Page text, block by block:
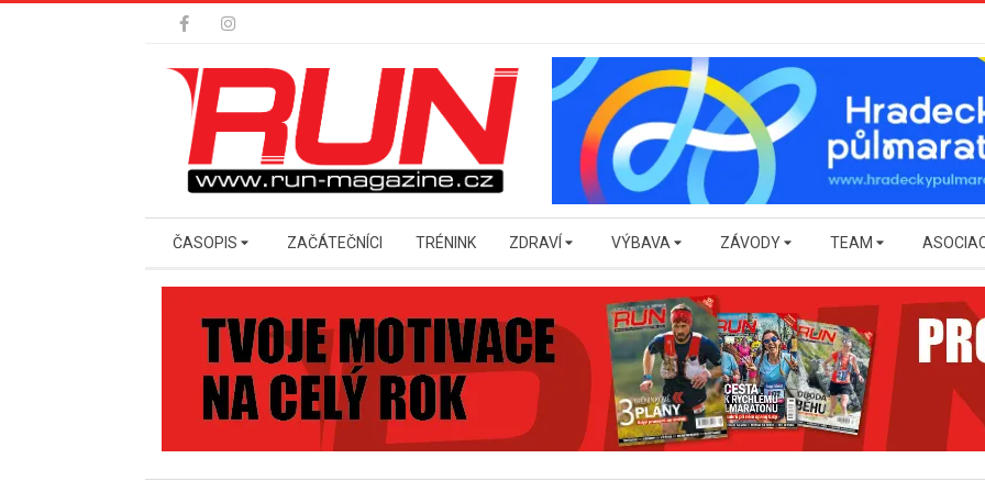
Secondary
Menu
ČASOPIS ZAČÁTEČNÍCI TRÉNINK ZDRAVÍ VÝBAVA ZÁVODY TEAM